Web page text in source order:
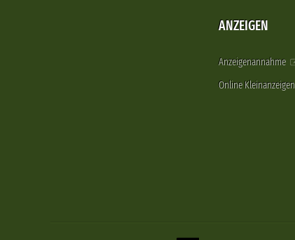
ANZEIGEN
Anzeigenannahme
Online Kleinanzeigen